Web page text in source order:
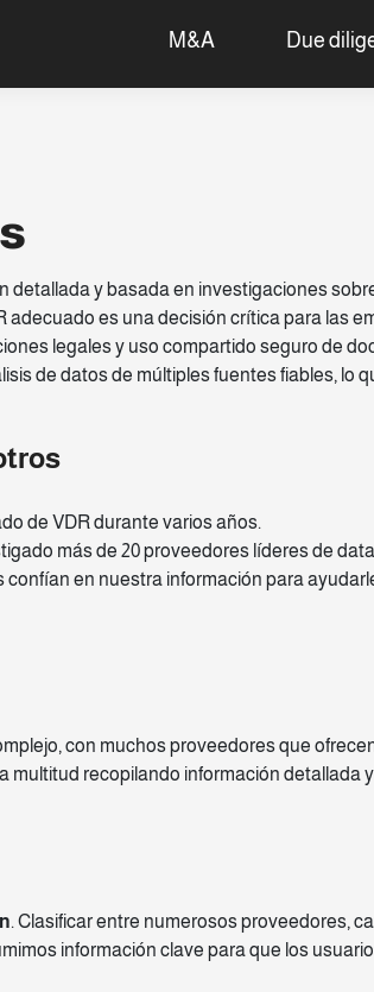
M&A Due
detallada y basada en investigaciones
adecuado es una decisión crítica para las
legales y uso compartido seguro de
de datos de múltiples fuentes fiables, lo
de VDR durante varios años.
más de 20 proveedores líderes de
en nuestra información para
con muchos proveedores que
multitud recopilando información detallada
. Clasificar entre numerosos proveedores,
información clave para que los